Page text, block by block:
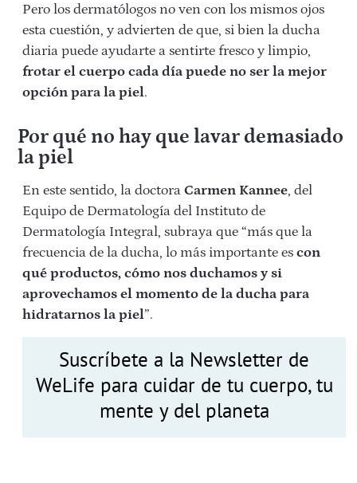
Pero los dermatólogos no ven con los mismos ojos
esta cuestión, y advierten de que, si bien la ducha
diaria puede ayudarte a sentirte fresco y limpio,
frotar el cuerpo cada día puede no ser la mejor
opción para la piel.
Por qué no hay que lavar demasiado
la piel
En este sentido, la doctora Carmen Kannee, del
Equipo de Dermatología del Instituto de
Dermatología Integral, subraya que “más que la
frecuencia de la ducha, lo más importante es con
qué productos, cómo nos duchamos y si
aprovechamos el momento de la ducha para
hidratarnos la piel”.
Suscríbete a la Newsletter de
WeLife para cuidar de tu cuerpo, tu
mente y del planeta